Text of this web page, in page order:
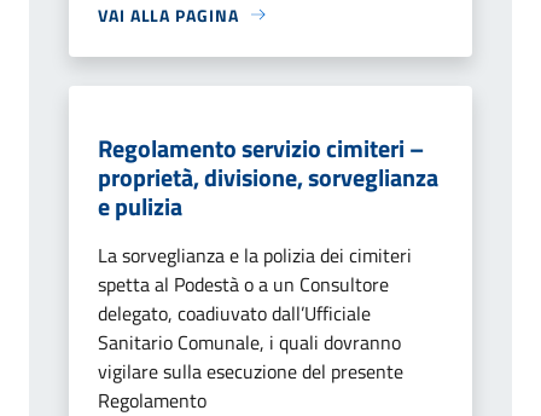
VAI ALLA PAGINA
Regolamento servizio cimiteri –
proprietà, divisione, sorveglianza
e pulizia
La sorveglianza e la polizia dei cimiteri
spetta al Podestà o a un Consultore
delegato, coadiuvato dall’Ufficiale
Sanitario Comunale, i quali dovranno
vigilare sulla esecuzione del presente
Regolamento